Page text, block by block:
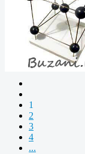
1
2
3
4
...